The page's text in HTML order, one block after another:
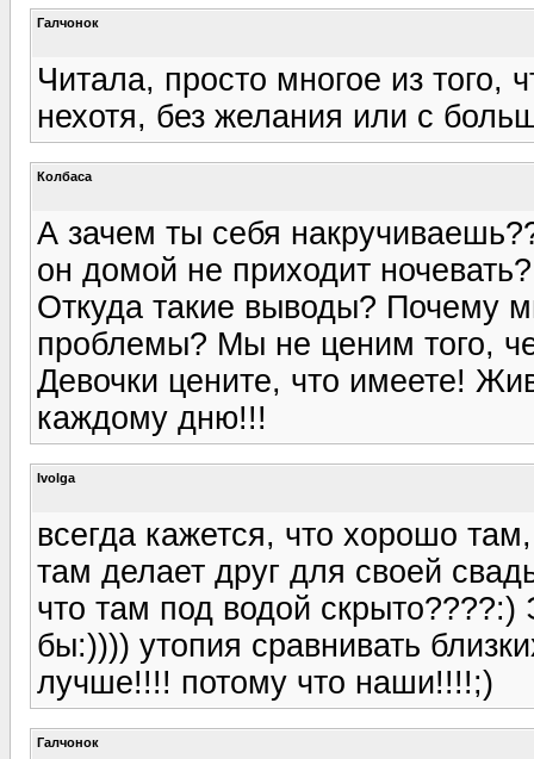
Галчонок
Читала, просто многое из того,
нехотя, без желания или с
Колбаса
А зачем ты себя
он домой не приходит
Откуда такие выводы? Почему
проблемы? Мы не ценим того,
Девочки цените, что имеете!
каждому дню!!!
Ivolga
всегда кажется, что хорошо
там делает друг для своей
что там под водой
бы:)))) утопия сравнивать
лучше!!!! потому что наши!!!!;)
Галчонок